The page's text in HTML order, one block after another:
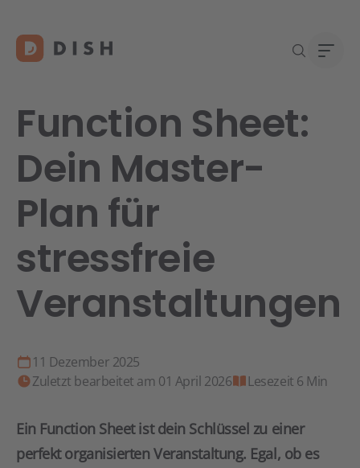
Function Sheet:
Dein Master-
Plan für
stressfreie
Veranstaltungen
11 Dezember 2025
Zuletzt bearbeitet am 01 April 2026
Lesezeit 6 Min
Ein Function Sheet ist dein Schlüssel zu einer
perfekt organisierten Veranstaltung. Egal, ob es